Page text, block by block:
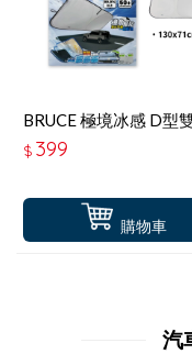
購物車
BRUCE 極境冰感 D型
遮陽S-130x71CM
$ 399
汽